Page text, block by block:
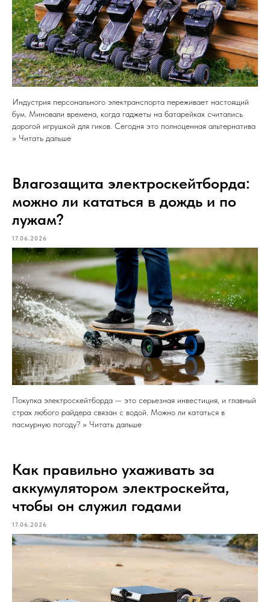
Индустрия персонального электранспорта переживает настоящий
бум. Миновали времена, когда гаджеты на батарейках считались
дорогой игрушкой для гиков. Сегодня это полноценная альтернатива
>> Читать дальше
Влагозащита электроскейтборда:
можно ли кататься в дождь и по
лужам?
17.06.2026
Покупка электроскейтборда — это серьезная инвестиция, и главный
страх любого райдера связан с водой. Можно ли кататься в
пасмурную погоду? >> Читать дальше
Как правильно ухаживать за
аккумулятором электроскейта,
чтобы он служил годами
17.06.2026